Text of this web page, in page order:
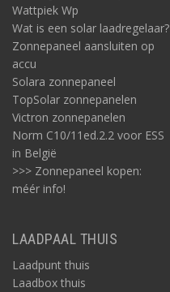
Wattpiek Wp
Wat is een solar laadregelaar?
Zonnepaneel aansluiten op
accu
Solara zonnepaneel
TopSolar zonnepanelen
Victron zonnepanelen
Norm C10/11ed.2.2 voor ESS
in België
>>> Zonnepaneel kopen:
méér info!
LAADPAAL THUIS
Laadpunt thuis
Laadbox thuis